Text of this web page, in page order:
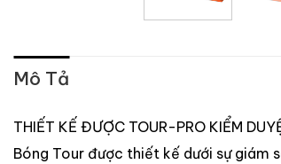
Mô Tả
THIẾT KẾ ĐƯỢC TOUR-PRO KIỂM
Bóng Tour được thiết kế dưới sự giám